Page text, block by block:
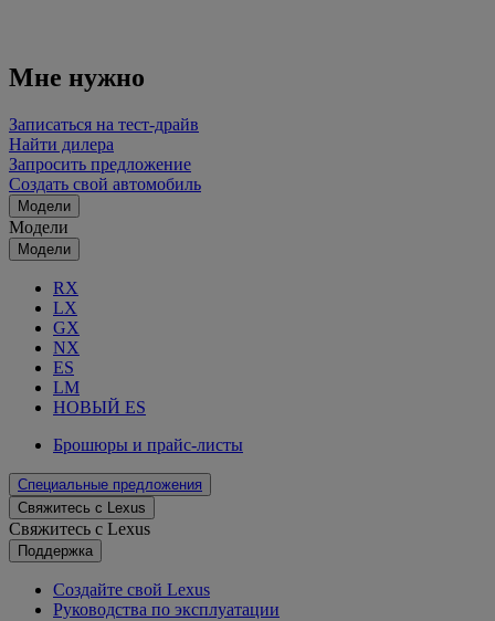
Мне нужно
Записаться на тест-драйв
Найти дилера
Запросить предложение
Создать свой автомобиль
Модели
Модели
Модели
RX
LX
GX
NX
ES
LM
НОВЫЙ ES
Брошюры и прайс-листы
Специальные предложения
Свяжитесь с Lexus
Свяжитесь с Lexus
Поддержка
Создайте свой Lexus
Руководства по эксплуатации